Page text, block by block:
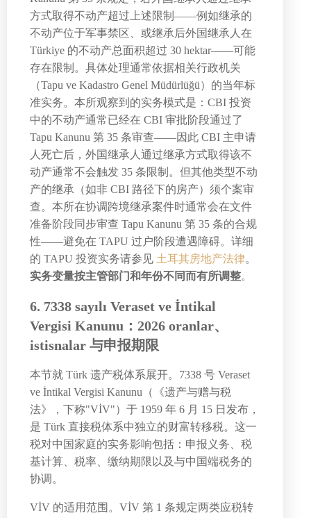
方式取得不动产超过上述限制——例如继承的
不动产位于军事禁区、或继承后外国继承人在
Türkiye 的不动产总面积超过 30 hektar——可能
存在限制。具体处理通常依据相关行政机关
（Tapu ve Kadastro Genel Müdürlüğü）的当年标
准实务。本所观察到的实务模式是：CBI 投资
中的不动产通常已经在 CBI 审批阶段通过了
Tapu Kanunu 第 35 条审查——因此 CBI 主申请
人死亡后，外国继承人通过继承方式取得该不
动产通常不会触发 35 条限制。但其他类型不动
产的继承（如非 CBI 路径下的房产）须个案审
查。本所在协调跨境继承案件时通常会在文件
准备阶段同步审查 Tapu Kanunu 第 35 条的合规
性——避免在 TAPU 过户阶段遭遇障碍。详细
的 TAPU 投资实务请参见 土耳其房地产法律。
实务变量按主管部门和年份不同而有所调整。
6. 7338 sayılı Veraset ve İntikal
Vergisi Kanunu：2026 oranlar、
istisnalar 与申报期限
本节就 Türk 遗产税体系展开。7338 号 Veraset
ve İntikal Vergisi Kanunu（《遗产与赠与税
法》，下称"VİV"）于 1959 年 6 月 15 日发布，
是 Türk 直接税体系中独立的财富转移税。这一
税对中国家庭的实务影响包括：申报义务、税
基计算、税率、缴纳期限以及与中国端税务的
协调。
VİV 的适用范围。VİV 第 1 条规定两类应税转